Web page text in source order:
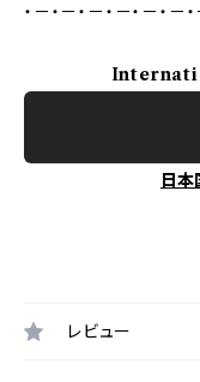
・－・－・－・－・－・－
日本
レビュー